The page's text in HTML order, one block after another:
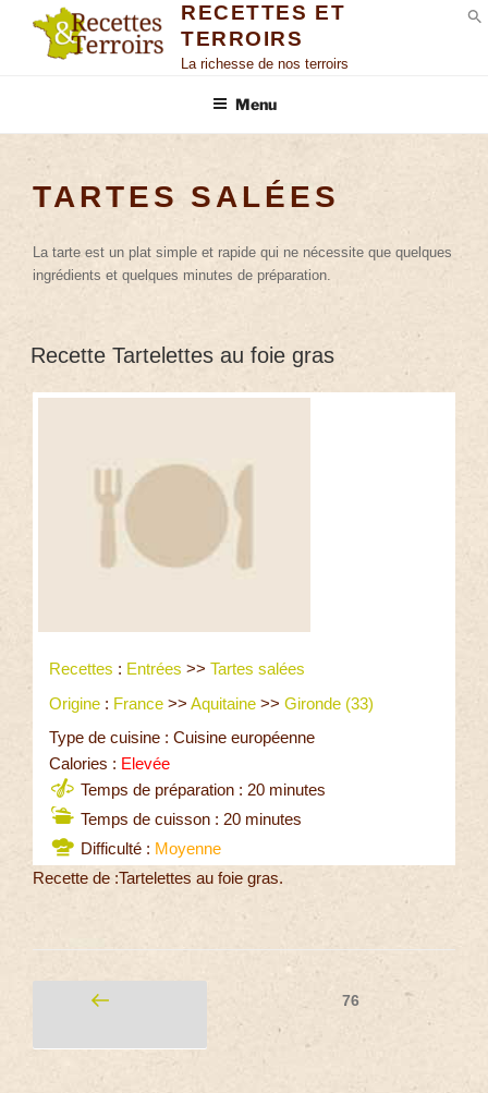
RECETTES ET
TERROIRS
La richesse de nos terroirs
Menu
TARTES SALÉES
La tarte est un plat simple et rapide qui ne nécessite que quelques
ingrédients et quelques minutes de préparation.
Recette Tartelettes au foie gras
Recettes : Entrées >> Tartes salées
Origine : France >> Aquitaine >> Gironde (33)
Type de cuisine : Cuisine européenne
Calories : Elevée
Temps de préparation : 20 minutes
Temps de cuisson : 20 minutes
Difficulté : Moyenne
Recette de :Tartelettes au foie gras.
76